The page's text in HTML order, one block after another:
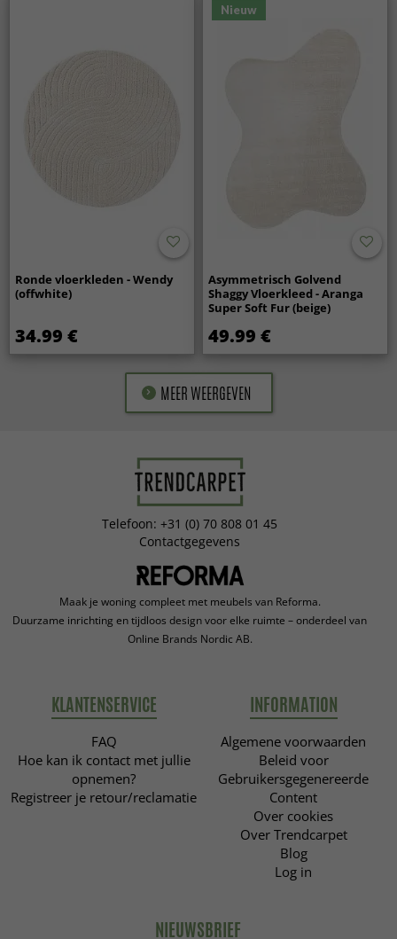
Ronde vloerkleden - Wendy
(offwhite)
34.99 €
Nieuw
Asymmetrisch Golvend
Shaggy Vloerkleed - Aranga
Super Soft Fur (beige)
49.99 €
MEER WEERGEVEN
Telefoon: +31 (0) 70 808 01 45
Contactgegevens
Maak je woning compleet met meubels van Reforma.
Duurzame inrichting en tijdloos design voor elke ruimte – onderdeel van
Online Brands Nordic AB.
KLANTENSERVICE
FAQ
Hoe kan ik contact met jullie
opnemen?
Registreer je retour/reclamatie
INFORMATION
Algemene voorwaarden
Beleid voor
Gebruikersgegenereerde
Content
Over cookies
Over Trendcarpet
Blog
Log in
NIEUWSBRIEF